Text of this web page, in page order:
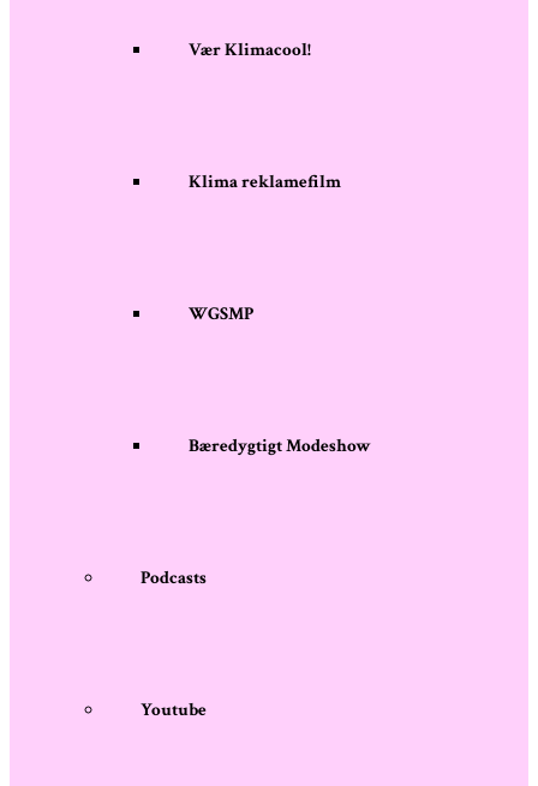
Vær Klimacool!
Klima reklamefilm
WGSMP
Bæredygtigt Modeshow
Podcasts
Youtube